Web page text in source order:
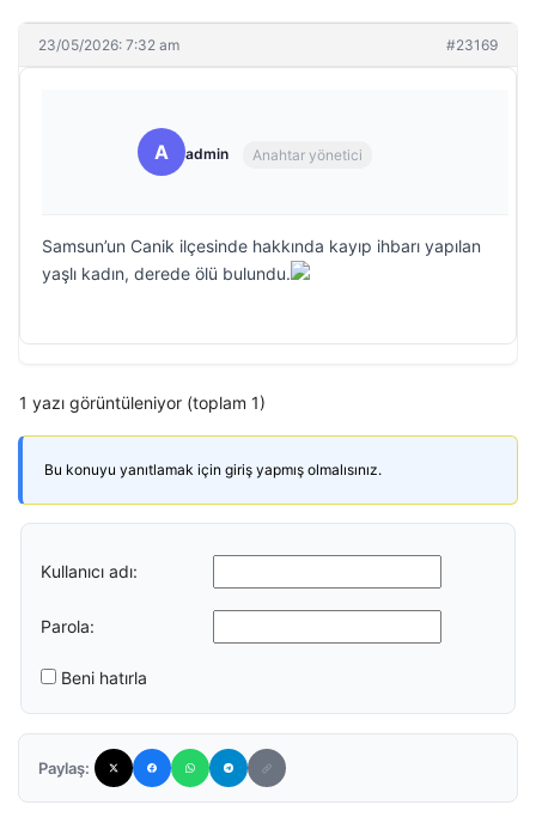
23/05/2026: 7:32 am #23169
A admin Anahtar yönetici
Samsun’un Canik ilçesinde hakkında kayıp ihbarı yapılan
yaşlı kadın, derede ölü bulundu.
1 yazı görüntüleniyor (toplam 1)
Bu konuyu yanıtlamak için giriş yapmış olmalısınız.
Kullanıcı adı:
Parola:
Beni hatırla
Paylaş: